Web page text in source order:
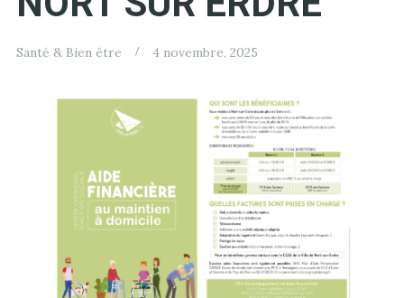
Santé & Bien être 4 novembre, 2025